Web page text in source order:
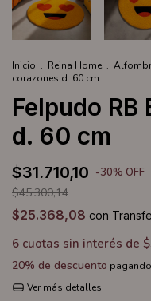
Inicio . Reina Home .
corazones d. 60 cm
Felpudo
d. 60 cm
$31.710,10 -30% OFF
$45.300,14
$25.368,08 con
6 cuotas sin interés de
20% de descuento
Ver más detalles